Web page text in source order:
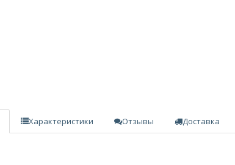
Характеристики Отзывы Доставка